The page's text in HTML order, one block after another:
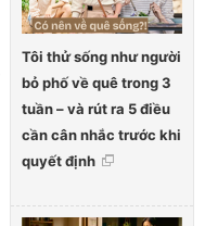
Tôi thử sống như người
bỏ phố về quê trong 3
tuần – và rút ra 5 điều
cần cân nhắc trước khi
quyết định